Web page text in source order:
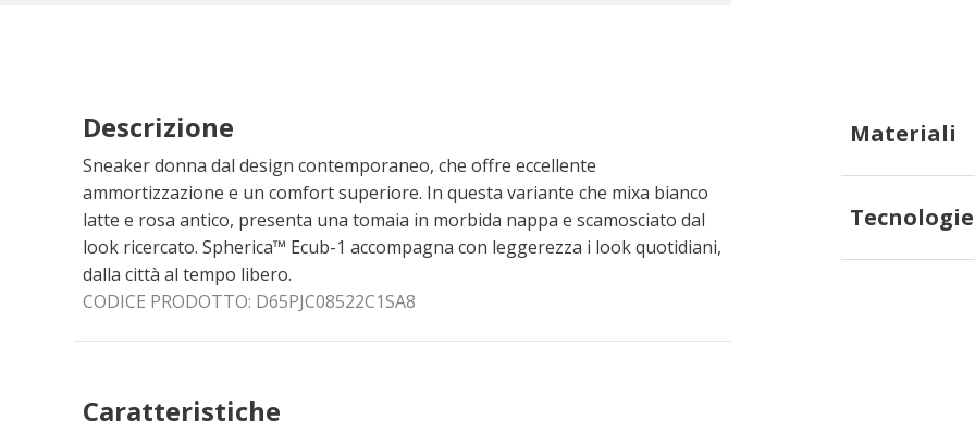
Descrizione
Sneaker donna dal design contemporaneo, che offre eccellente
ammortizzazione e un comfort superiore. In questa variante che mixa bianco
latte e rosa antico, presenta una tomaia in morbida nappa e scamosciato dal
look ricercato. Spherica™ Ecub-1 accompagna con leggerezza i look quotidiani,
dalla città al tempo libero.
CODICE PRODOTTO: D65PJC08522C1SA8
Caratteristiche
Materiali
Tecnologie